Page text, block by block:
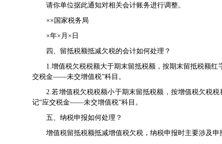
请你单位据此通知对相关会计账务进行调整。
××国家税务局
×年×月×日
四、留抵税额抵减欠税的会计如何处理？
1.增值税欠税税额大于期末留抵税额，按期末留抵税额红
交税金——未交增值税”科目。
2.若增值税欠税税额小于期末留抵税额，按增值税欠税
记“应交税金——未交增值税”科目。
五、纳税申报如何处理？
增值税留抵税额抵减增值税欠税，纳税申报时主要涉及申